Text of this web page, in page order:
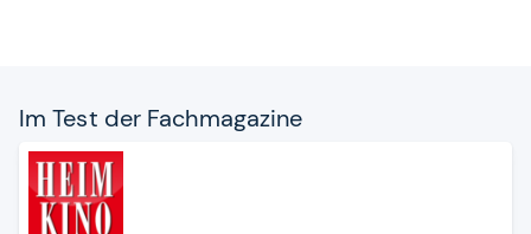
Im Test der Fach­ma­ga­zine